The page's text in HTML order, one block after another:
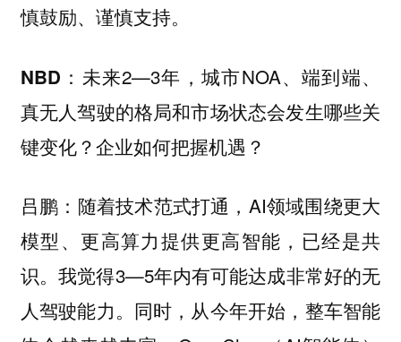
慎鼓励、谨慎支持。
NBD： 未来2—3年，城市NOA、端到端、
真无人驾驶的格局和市场状态会发生哪些关
键变化？企业如何把握机遇？
吕鹏： 随着技术范式打通，AI领域围绕更大
模型、更高算力提供更高智能，已经是共
识。我觉得3—5年内有可能达成非常好的无
人驾驶能力。同时，从今年开始，整车智能